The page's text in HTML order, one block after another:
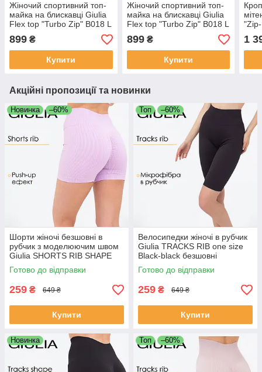
Жіночий спортивний топ-
майка на блискавці Giulia
Flex top "Turbo Zip" B018 L
White-white,маломірна
модель, кроп топ для
спорту
899 ₴
Купити
Жіночий спортивний топ-
майка на блискавці Giulia
Flex top "Turbo Zip" B018 L
Green-emerald, маломірна
модель, кроп топ для
спорту
899₴
Купити
1
Акційні пропозиції та новинки
Новинка –60%
Шорти жіночі безшовні в
рубчик з моделюючим швом
Giulia SHORTS RIB SHAPE
L/XL Violet-orchid bloom
спортивні обтягуючі шорти
Готово до відправки
259 ₴ 649 ₴
Купити
Топ –60%
Велосипедки жіночі в рубчик
Giulia TRACKS RIB one size
Black-black безшовні
спортивні шорти для фітнесу
Готово до відправки
259 ₴ 649 ₴
Купити
Новинка Топ –60%